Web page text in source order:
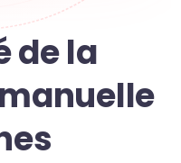
de la